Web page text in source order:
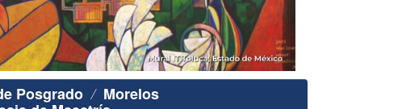
Posgrado Morelos